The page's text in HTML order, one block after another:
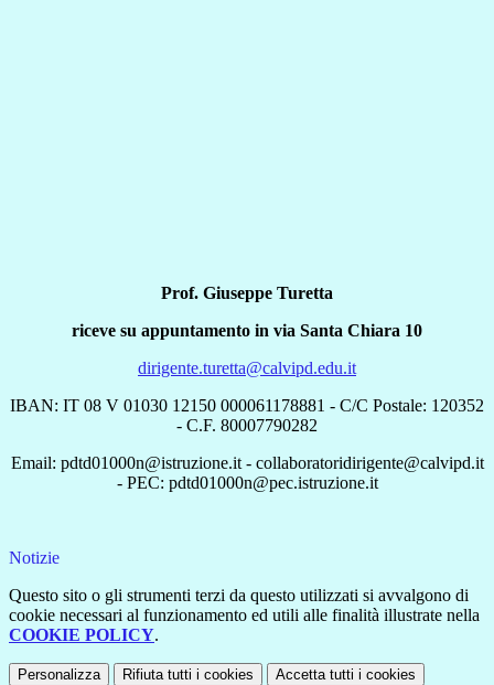
Prof. Giuseppe Turetta
riceve su appuntamento in via Santa Chiara 10
dirigente.turetta@calvipd.edu.it
IBAN: IT 08 V 01030 12150 000061178881 - C/C Postale: 120352
- C.F. 80007790282
Email: pdtd01000n@istruzione.it - collaboratoridirigente@calvipd.it
- PEC: pdtd01000n@pec.istruzione.it
Notizie
Questo sito o gli strumenti terzi da questo utilizzati si avvalgono di
cookie necessari al funzionamento ed utili alle finalità illustrate nella
COOKIE POLICY.
Personalizza Rifiuta tutti i cookies Accetta tutti i cookies